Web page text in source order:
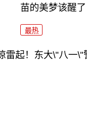
苗的美梦该醒了
最热
雷起！东大\"八一\"